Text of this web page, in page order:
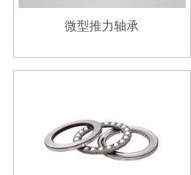
微型推力轴承